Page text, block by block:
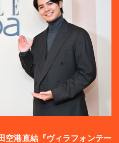
空港直結『ヴィラフォンテー